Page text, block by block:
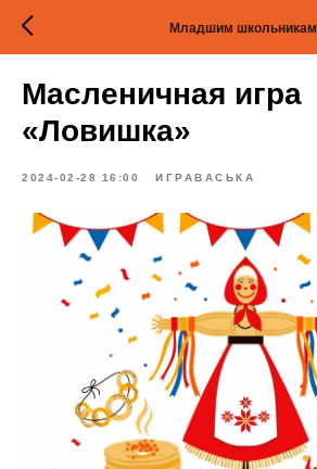
Младшим школьникам
Масленичная игра
«Ловишка»
2024-02-28 16:00 ИГРАВАСЬКА